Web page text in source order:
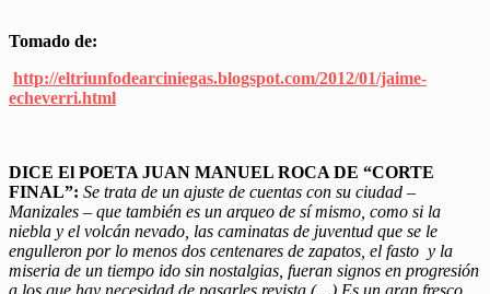
Tomado de:
http://eltriunfodearciniegas.blogspot.com/2012/01/jaime-
echeverri.html
DICE El POETA JUAN MANUEL ROCA DE “CORTE
FINAL”: Se trata de un ajuste de cuentas con su ciudad –
Manizales – que también es un arqueo de sí mismo, como si la
niebla y el volcán nevado, las caminatas de juventud que se le
engulleron por lo menos dos centenares de zapatos, el fasto y la
miseria de un tiempo ido sin nostalgias, fueran signos en progresión
a los que hay necesidad de pasarles revista (…) Es un gran fresco